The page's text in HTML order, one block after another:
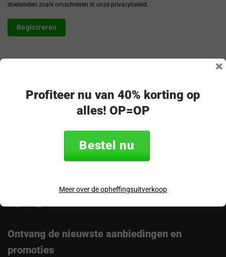
doeleinden zoals omschreven in onze privacybeleid
Registreren
Vragen? Neem gerust contact
Ontvang de nieuwste aanbiedingen en
promoties
Profiteer nu van 40% korting op
alles! OP=OP
Bestel nu
Meer over de opheffingsuitverkoop
×